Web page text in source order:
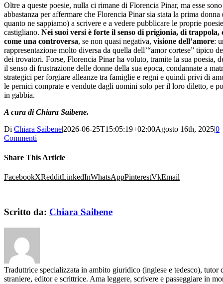
Oltre a queste poesie, nulla ci rimane di Florencia Pinar, ma esse sono
abbastanza per affermare che Florencia Pinar sia stata la prima donna
quanto ne sappiamo) a scrivere e a vedere pubblicare le proprie
castigliano. Nei suoi versi è forte il senso di prigionia, di trappola,
come una controversa, se non quasi negativa, visione dell’amore:
rappresentazione molto diversa da quella dell’“amor cortese” tipico
dei trovatori. Forse, Florencia Pinar ha voluto, tramite la sua poesia,
il senso di frustrazione delle donne della sua epoca, condannate a
strategici per forgiare alleanze tra famiglie e regni e quindi privi di
le pernici comprate e vendute dagli uomini solo per il loro diletto, e
in gabbia.
A cura di Chiara Saibene.
Di Chiara Saibene|2026-06-25T15:05:19+02:00Agosto 16th, 2025|0
Commenti
Share This Article
FacebookXRedditLinkedInWhatsAppPinterestVkEmail
Scritto da: Chiara Saibene
Traduttrice specializzata in ambito giuridico (inglese e tedesco), tutor
straniere, editor e scrittrice. Ama leggere, scrivere e passeggiare in